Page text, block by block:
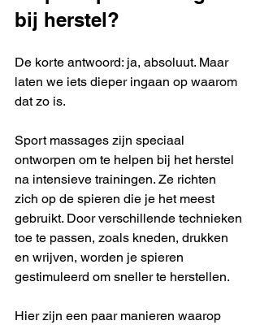
bij herstel?
De korte antwoord: ja, absoluut. Maar
laten we iets dieper ingaan op waarom
dat zo is.
Sport massages zijn speciaal
ontworpen om te helpen bij het herstel
na intensieve trainingen. Ze richten
zich op de spieren die je het meest
gebruikt. Door verschillende technieken
toe te passen, zoals kneden, drukken
en wrijven, worden je spieren
gestimuleerd om sneller te herstellen.
Hier zijn een paar manieren waarop